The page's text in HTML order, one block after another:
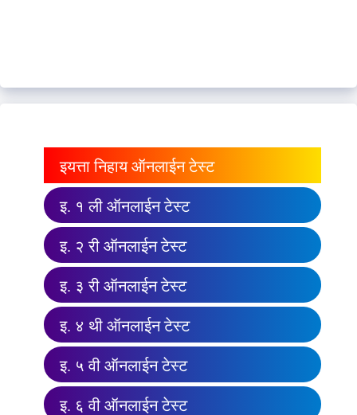
इयत्ता निहाय ऑनलाईन टेस्ट
इ. १ ली ऑनलाईन टेस्ट
इ. २ री ऑनलाईन टेस्ट
इ. ३ री ऑनलाईन टेस्ट
इ. ४ थी ऑनलाईन टेस्ट
इ. ५ वी ऑनलाईन टेस्ट
इ. ६ वी ऑनलाईन टेस्ट